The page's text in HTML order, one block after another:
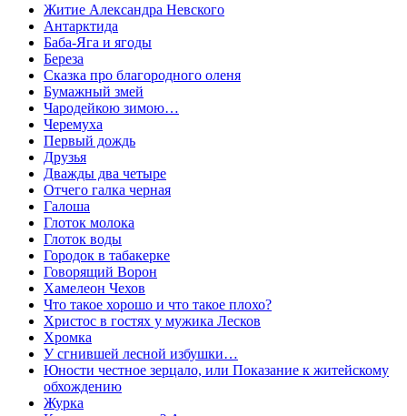
Житие Александра Невского
Антарктида
Баба-Яга и ягоды
Береза
Сказка про благородного оленя
Бумажный змей
Чародейкою зимою…
Черемуха
Первый дождь
Друзья
Дважды два четыре
Отчего галка черная
Галоша
Глоток молокa
Глоток воды
Городок в табакерке
Говорящий Ворон
Хамелеон Чехов
Что такое хорошо и что такое плохо?
Христос в гостях у мужика Лесков
Хромка
У сгнившей лесной избушки…
Юности честное зерцало, или Показание к житейскому
обхождению
Журка